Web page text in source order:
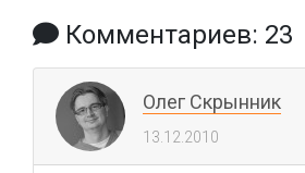
Комментариев: 23
Олег Скрынник
13.12.2010